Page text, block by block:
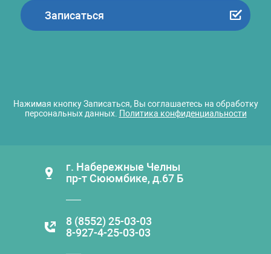
Нажимая кнопку Записаться, Вы соглашаетесь на обработку
персональных данных. Политика конфиденциальности
г. Набережные Челны
пр-т Сююмбике, д.67 Б
8 (8552) 25-03-03
8-927-4-25-03-03